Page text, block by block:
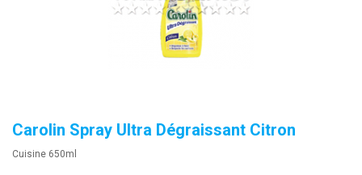
Carolin Spray Ultra Dégraissant Citron
Cuisine 650ml